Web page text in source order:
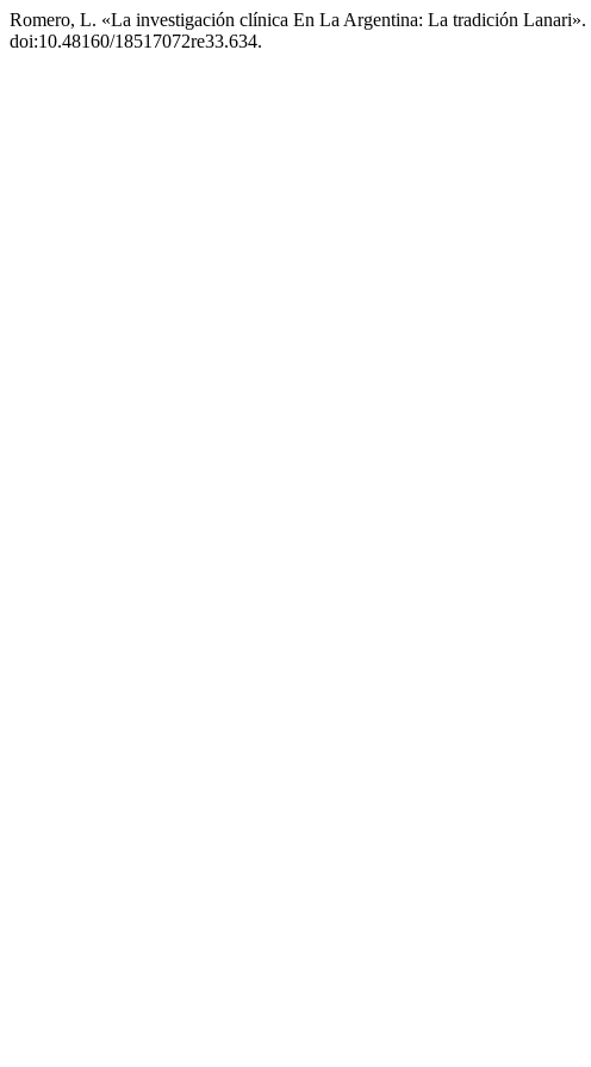
Romero, L. «La investigación clínica En La Argentina: La tradición Lanari».
doi:10.48160/18517072re33.634.